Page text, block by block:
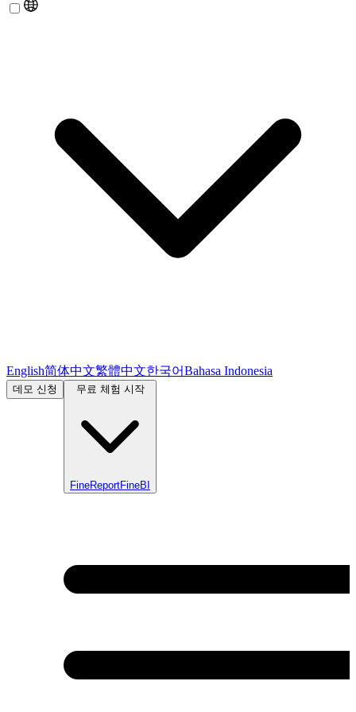
English简体中文繁體中文한국어Bahasa Indonesia
데모 신청 무료 체험 시작
FineReportFineBI